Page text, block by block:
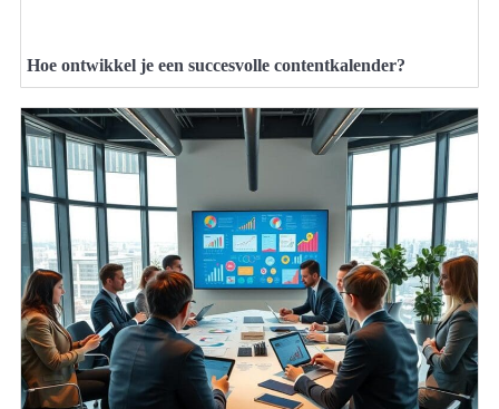
Hoe ontwikkel je een succesvolle contentkalender?